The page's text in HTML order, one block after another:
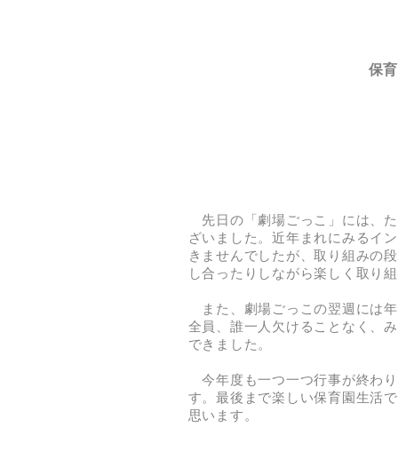
保
先日の「劇場ごっこ」には、
ざいました。近年まれにみるイ
きませんでしたが、取り組みの
し合ったりしながら楽しく取り
また、劇場ごっこの翌週には
全員、誰一人欠けることなく、
できました。
今年度も一つ一つ行事が終わ
す。最後まで楽しい保育園生活
思います。